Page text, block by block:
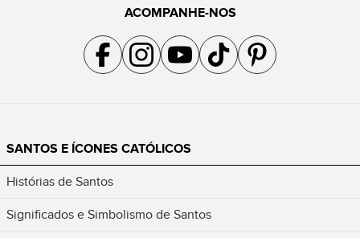
ACOMPANHE-NOS
Acompanhe a gente no Facebook
Acompanhe a gente no Instagram
Acompanhe a gente no YouTube
Acompanhe a gente no TikTok
Acompanhe a gente no
SANTOS E ÍCONES CATÓLICOS
Histórias de Santos
Significados e Simbolismo de Santos